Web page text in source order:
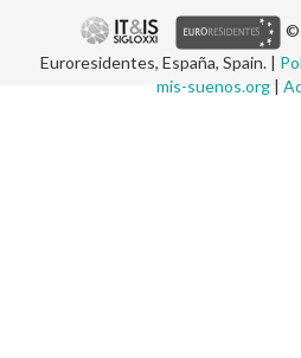
©
Euroresidentes, España, Spain. |
mis-suenos.org |